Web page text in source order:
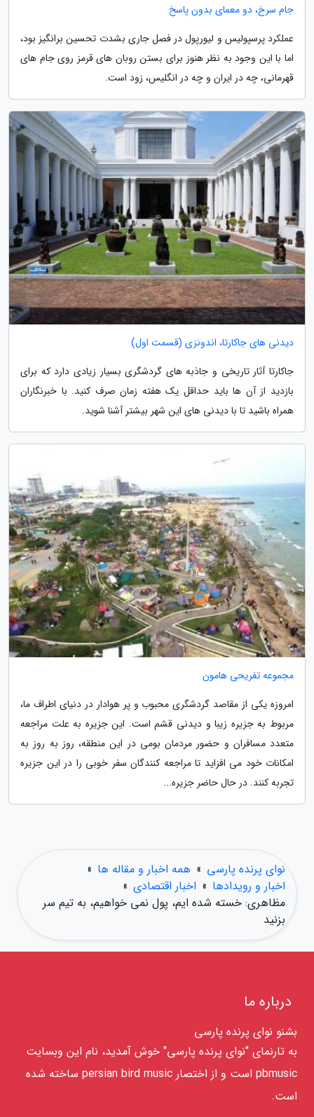
جام سرخ، دو معمای بدون پاسخ
عملکرد پرسپولیس و لیورپول در فصل جاری بشدت تحسین برانگیز بود،
اما با این وجود به نظر هنوز برای بستن روبان های قرمز روی جام های
قهرمانی، چه در ایران و چه در انگلیس، زود است.
دیدنی های جاکارتا، اندونزی (قسمت اول)
جاکارتا آثار تاریخی و جاذبه های گردشگری بسیار زیادی دارد که برای
بازدید از آن ها باید حداقل یک هفته زمان صرف کنید. با خبرنگاران
همراه باشید تا با دیدنی های این شهر بیشتر آشنا شوید.
مجموعه تفریحی هامون
امروزه یکی از مقاصد گردشگری محبوب و پر هوادار در دنیای اطراف ما،
مربوط به جزیره زیبا و دیدنی قشم است. این جزیره به علت مراجعه
متعدد مسافران و حضور مردمان بومی در این منطقه، روز به روز به
امکانات خود می افزاید تا مراجعه کنندگان سفر خوبی را در این جزیره
تجربه کنند. در حال حاضر جزیره...
نوای پرنده پارسی » همه اخبار و مقاله ها »
اخبار و رویدادها » اخبار اقتصادی »
مظاهری: خسته شده ایم، پول نمی خواهیم، به تیم سر
بزنید
درباره ما
بشنو نوای پرنده پارسی
به تارنمای "نوای پرنده پارسی" خوش آمدید، نام این وبسایت
pbmusic است و از اختصار persian bird music ساخته شده
است.